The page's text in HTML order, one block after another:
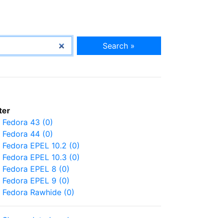
Search »
Fedora 43 (0)
Fedora 44 (0)
Fedora EPEL 10.2 (0)
Fedora EPEL 10.3 (0)
Fedora EPEL 8 (0)
Fedora EPEL 9 (0)
Fedora Rawhide (0)